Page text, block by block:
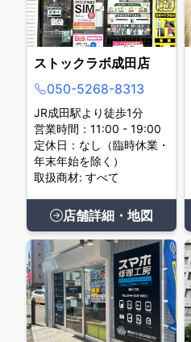
ストックラボ成田店
050-5268-8313
JR成田駅より徒歩1分
営業時間：11:00 - 19:00
定休日：なし（臨時休業・
年末年始を除く）
取扱商材: すべて
店舗詳細・地図